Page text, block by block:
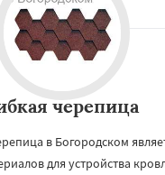
черепица
в Богородском
для устройства